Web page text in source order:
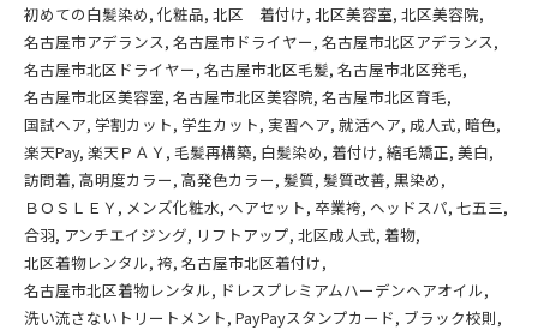
初めての白髪染め 化粧品 北区 着付け 北区美容室 北区美容院
名古屋市アデランス 名古屋市ドライヤー 名古屋市北区アデランス
名古屋市北区ドライヤー 名古屋市北区毛髪 名古屋市北区発毛
名古屋市北区美容室 名古屋市北区美容院 名古屋市北区育毛
国試ヘア 学割カット 学生カット 実習ヘア 就活ヘア 成人式 暗色
楽天Pay 楽天ＰＡＹ 毛髪再構築 白髪染め 着付け 縮毛矯正 美白
訪問着 高明度カラー 高発色カラー 髪質 髪質改善 黒染め
ＢＯＳＬＥＹ
メンズ化粧水 ヘアセット 卒業袴 ヘッドスパ 七五三
合羽 アンチエイジング リフトアップ 北区成人式 着物
北区着物レンタル 袴 名古屋市北区着付け
名古屋市北区着物レンタル ドレスプレミアムハーデンヘアオイル
洗い流さないトリートメント PayPayスタンプカード ブラック校則